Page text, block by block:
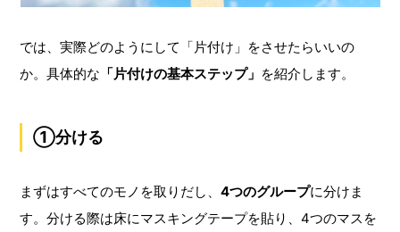
では、実際どのようにして「片付け」をさせたらいいの
か。具体的な 「片付けの基本ステップ」 を紹介します。
①分ける
まずはすべてのモノを取りだし、4つのグループに分けま
す。分ける際は床にマスキングテープを貼り、4つのマスを